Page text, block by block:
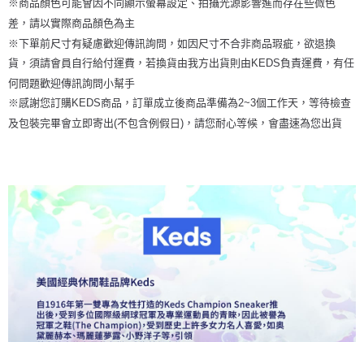
※商品顏色可能會因不同顯示螢幕設定、拍攝光源影響進而存在些微色
差，請以實際商品顏色為主
※下單前尺寸有疑慮歡迎傳訊詢問，如因尺寸不合非商品瑕疵，欲退換
貨，須請會員自行給付運費，若換貨由我方出貨則由KEDS負責運費，有任
何問題歡迎傳訊詢問小幫手
※感謝您訂購KEDS商品，訂單成立後商品準備為2~3個工作天，等待檢查
及包裝完畢會立即寄出(不包含例假日)，請您耐心等候，會盡速為您出貨